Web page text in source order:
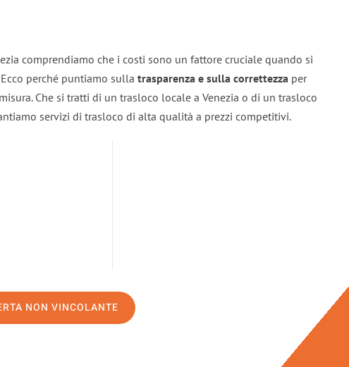
comprendiamo che i costi sono un fattore cruciale quando si
perché puntiamo sulla trasparenza e sulla correttezza per
Che si tratti di un trasloco locale a Venezia o di un trasloco
servizi di trasloco di alta qualità a prezzi competitivi.
NON VINCOLANTE